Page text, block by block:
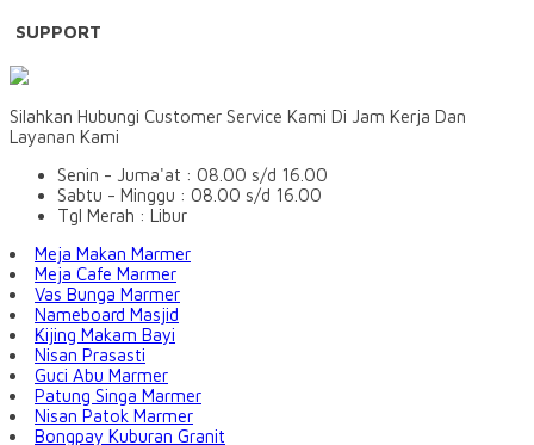
SUPPORT
Silahkan Hubungi Customer Service Kami Di Jam Kerja Dan
Layanan Kami
Senin - Juma'at : 08.00 s/d 16.00
Sabtu - Minggu : 08.00 s/d 16.00
Tgl Merah : Libur
Meja Makan Marmer
Meja Cafe Marmer
Vas Bunga Marmer
Nameboard Masjid
Kijing Makam Bayi
Nisan Prasasti
Guci Abu Marmer
Patung Singa Marmer
Nisan Patok Marmer
Bongpay Kuburan Granit